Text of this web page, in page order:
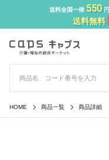
送料全国一律 550円
送料無料
HOME 商品一覧 商品詳細